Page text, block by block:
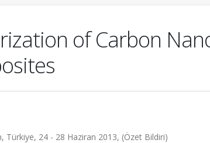
of Carbon
24 - 28 Haziran 2013, (Özet Bildiri)